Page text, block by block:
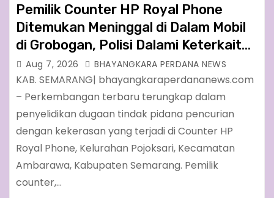
Pemilik Counter HP Royal Phone
Ditemukan Meninggal di Dalam Mobil
di Grobogan, Polisi Dalami Keterkaitan
dengan Kasus Pencurian
Aug 7, 2026 BHAYANGKARA PERDANA NEWS
KAB. SEMARANG| bhayangkaraperdananews.com
– Perkembangan terbaru terungkap dalam
penyelidikan dugaan tindak pidana pencurian
dengan kekerasan yang terjadi di Counter HP
Royal Phone, Kelurahan Pojoksari, Kecamatan
Ambarawa, Kabupaten Semarang. Pemilik
counter,…